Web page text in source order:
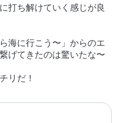
打ち解けていく感じが良
海に行こう〜」からのエ
げてきたのは驚いたな〜
リだ！